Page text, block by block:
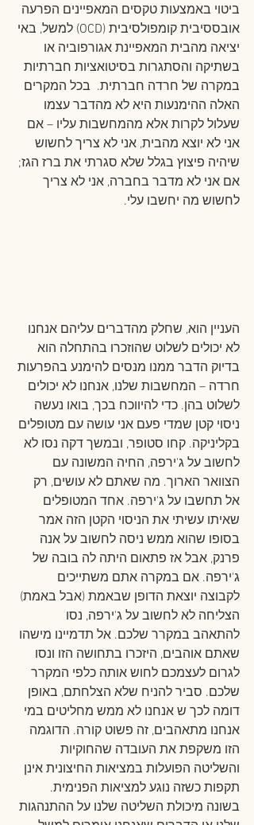
ביטוי באמצעות טקסים המאפיינים הפרעה
אובססיבית קומפולסיבית (OCD) למשל, באי
יציאה מהבית המאפיינת אגורפוביה או
בשתיקה והסתגרות בסיטואציות חברתיות
במקרה של חרדה חברתית.  בכל המקרים
האלה ההימנעות היא לא מהדבר עצמו
שעלול לקרות אלא מהמחשבות עליו – אם
אני לא יוצא מהבית, אני לא צריך לחשוש
שיהיה פיצוץ בגלל שלא סגרתי את ברז הגז;
אם אני לא מדבר בחברה, אני לא צריך
לחשוש מה יחשבו עלי.
העניין הוא, שחלק מהדברים עליהם אנחנו
לא יכולים לשלוט שהוזכרו בהתחלה הוא
בדיוק הדבר ממנו מנסים להימנע בהפרעות
חרדה – המחשבות שלנו, אנחנו לא יכולים
לשלוט בהן. כדי להיווכח בכך, בואו נעשה
ניסוי קטן שמדי פעם אני עושה עם מטופלים
בקליניקה. קחו סטופר, ובמשך דקה נסו לא
לחשוב על ג'ירפה, החיה המשונה עם
הצוואר הארוך. מה שאתם לא עושים, רק
אל תחשבו על ג'ירפה. אחד המטופלים
שאיתו עשיתי את הניסוי הקטן הזה אמר
בסופו שהוא ממש ניסה לחשוב על אנה
פרנק, אבל אז פתאום היתה לה בובה של
ג'ירפה. אם במקרה אתם משתייכים
לקבוצה יוצאת הדופן שבאמת (אבל באמת)
הצליחה לא לחשוב על ג'ירפה, נסו
להתאהב במקרר שלכם. אל תדמיינו מישהו
שאתם אוהבים, היזכרו בתחושה הזו ונסו
לגרום לעצמכם לחוש אותה כלפי המקרר
שלכם. סביר להניח שלא הצלחתם, באופן
דומה לכך ש אנחנו לא ממש מחליטים במי
אנחנו מתאהבים, זה פשוט קורה. הדוגמה
הזו משקפת את העובדה שהחוקיות
והשליטה הפועלות במציאות החיצונית אינן
תקפות כשזה נוגע למציאות הפנימית.
בשונה מיכולת השליטה שלנו על ההתנהגות